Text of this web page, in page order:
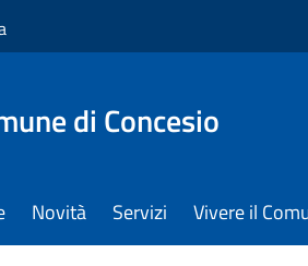
di Concesio
Novità Servizi Vivere il